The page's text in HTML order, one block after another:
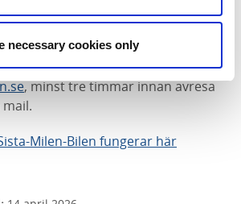
necessary cookies only
besöksmål, boenden,
och centrum i Lidköping,
Vara kommuner. Resan bokas
, minst tre timmar innan avresa
Milen-Bilen fungerar här